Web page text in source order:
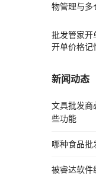
物管理与多
批发管家开
开单价格记
新闻动态
文具批发商
些功能
哪种食品批
被睿达软件